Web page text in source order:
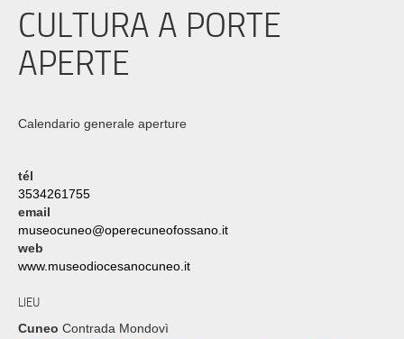
EVÉNEMENTS
CONTACTS
CULTURA A PORTE
APERTE
Calendario generale aperture
tél
3534261755
email
museocuneo@operecuneofossano.it
web
www.museodiocesanocuneo.it
LIEU
Cuneo Contrada Mondovì